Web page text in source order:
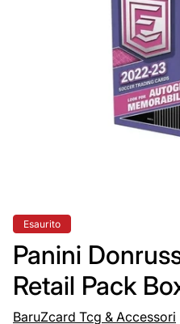
Etichetta
del
prodotto:
Esaurito
Panini
Retail Pack
BaruZcard Tcg & Accessori